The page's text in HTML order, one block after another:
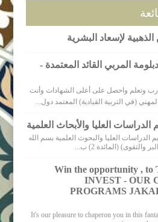
لإسعاد البشرية
المربي القائد المعتمدة -
وتعلم واحصل على أعلى الشهادات وأنت
(في التربية القيادية) المعتمد دول...
الدراسات العليا والأبحاث العلمية
الدراسات العليا والبحوث العلمية بسم الله
والتقوى) (المائدة 2) ب...
Win the opportunity , to
INVEST - OUR
PROGRAMS
It's our pleasure to chaperon you in this